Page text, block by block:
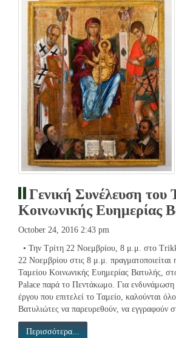
Γενική Συνέλευση του
Κοινωνικής Ευημερίας
October 24, 2016 2:43 pm
• Την Τρίτη 22 Νοεμβρίου, 8 μ.μ. στο
22 Νοεμβρίου στις 8 μ.μ. πραγματοποιείται
Ταμείου Κοινωνικής Ευημερίας Βατυλής,
Palace παρά το Πεντάκωμο. Για ενδυνάμωση
έργου που επιτελεί το Ταμείο, καλούνται
Βατυλιώτες να παρευρεθούν, να εγγραφούν
Περισσότερα...